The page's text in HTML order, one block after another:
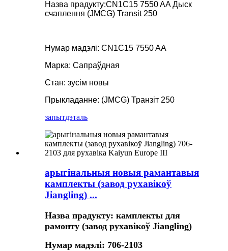
Назва прадукту:CN1C15 7550 AA Дыск
счаплення (JMCG) Transit 250
Нумар мадэлі: CN1C15 7550 AA
Марка: Сапраўдная
Стан: зусім новы
Прыкладанне: (JMCG) Транзіт 250
запытдэталь
арыгінальныя новыя рамантавыя
камплекты (завод рухавікоў
Jiangling) ...
Назва прадукту: камплекты для
рамонту (завод рухавікоў Jiangling)
Нумар мадэлі: 706-2103